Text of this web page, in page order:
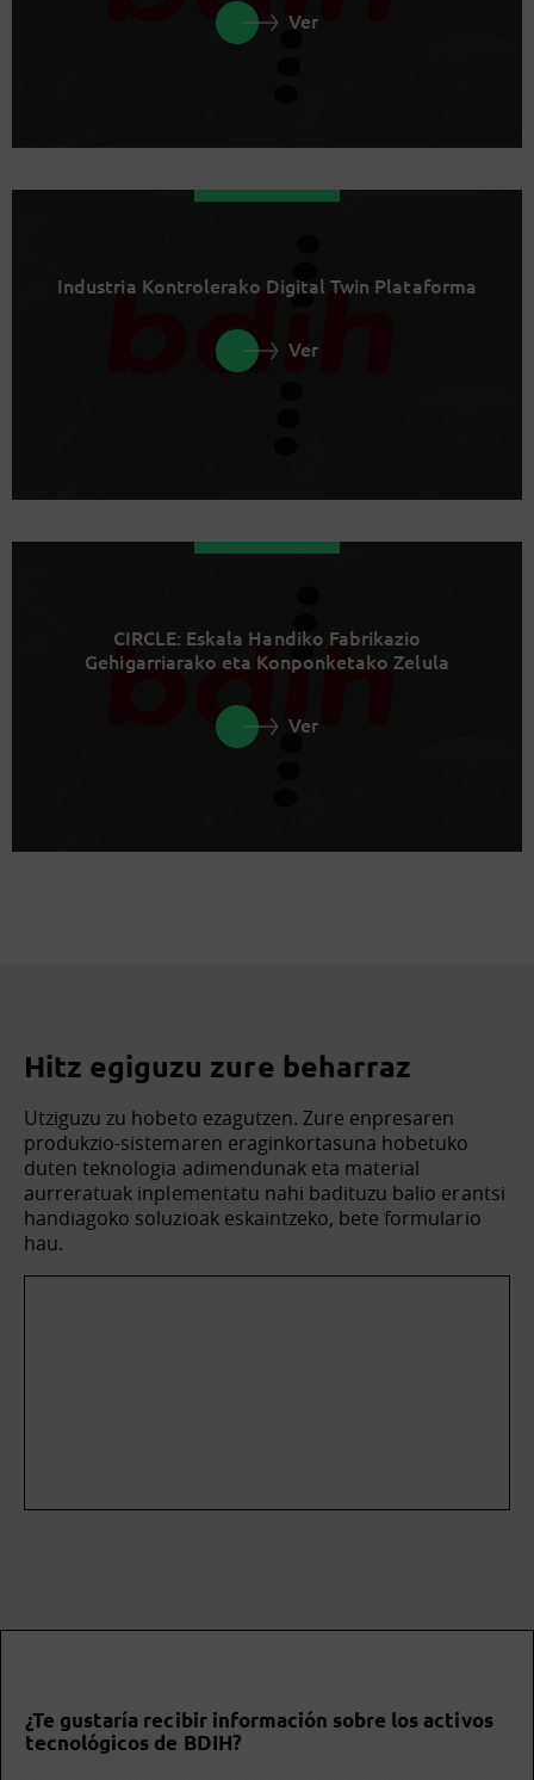
Ver
Industria Kontrolerako Digital Twin Plataforma
Ver
CIRCLE: Eskala Handiko Fabrikazio
Gehigarriarako eta Konponketako Zelula
Ver
Hitz egiguzu zure beharraz
Utziguzu zu hobeto ezagutzen. Zure enpresaren
produkzio-sistemaren eraginkortasuna hobetuko
duten teknologia adimendunak eta material
aurreratuak inplementatu nahi badituzu balio erantsi
handiagoko soluzioak eskaintzeko, bete formulario
hau.
¿Te gustaría recibir información sobre los activos
tecnológicos de BDIH?